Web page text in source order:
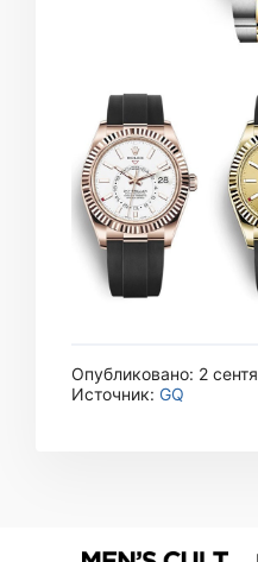
Опубликовано: 2
Источник: GQ